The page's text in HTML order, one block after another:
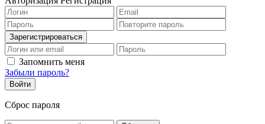
Запомнить меня
Забыли пароль?
Сброс пароля